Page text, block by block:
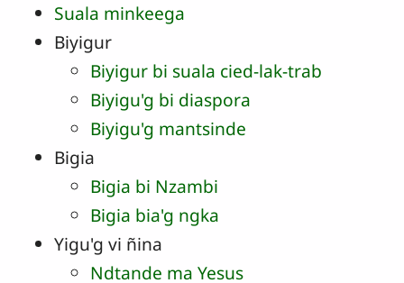
Suala minkeega
Biyigur
Biyigur bi suala cied-lak-trab
Biyigu'g bi diaspora
Biyigu'g mantsinde
Bigia
Bigia bi Nzambi
Bigia bia'g ngka
Yigu'g vi ñina
Ndtande ma Yesus